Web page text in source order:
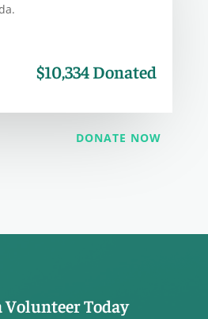
$10,334 Donated
DONATE NOW
Volunteer Today